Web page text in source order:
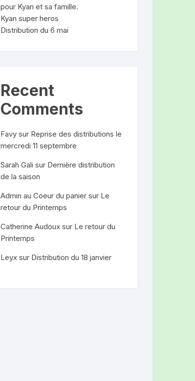
pour Kyan et sa famille.
Kyan super heros
Distribution du 6 mai
Recent
Comments
Favy sur Reprise des distributions le
mercredi 11 septembre
Sarah Gali sur Dernière distribution
de la saison
Admin au Coeur du panier sur Le
retour du Printemps
Catherine Audoux sur Le retour du
Printemps
Leyx sur Distribution du 18 janvier